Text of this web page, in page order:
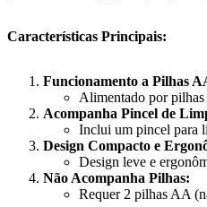
Características Principais:
Funcionamento a Pilhas
Alimentado por pilhas
Acompanha Pincel de
Inclui um pincel para
Design Compacto e
Design leve e
Não Acompanha Pilhas:
Requer 2 pilhas AA